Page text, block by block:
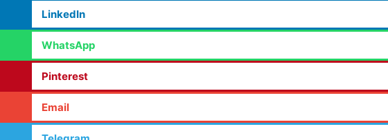
LinkedIn
WhatsApp
Pinterest
Email